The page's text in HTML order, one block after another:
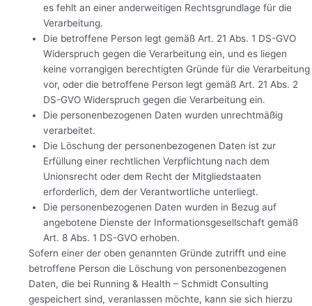
es fehlt an einer anderweitigen Rechtsgrundlage für die
Verarbeitung.
Die betroffene Person legt gemäß Art. 21 Abs. 1 DS-GVO
Widerspruch gegen die Verarbeitung ein, und es liegen
keine vorrangigen berechtigten Gründe für die Verarbeitung
vor, oder die betroffene Person legt gemäß Art. 21 Abs. 2
DS-GVO Widerspruch gegen die Verarbeitung ein.
Die personenbezogenen Daten wurden unrechtmäßig
verarbeitet.
Die Löschung der personenbezogenen Daten ist zur
Erfüllung einer rechtlichen Verpflichtung nach dem
Unionsrecht oder dem Recht der Mitgliedstaaten
erforderlich, dem der Verantwortliche unterliegt.
Die personenbezogenen Daten wurden in Bezug auf
angebotene Dienste der Informationsgesellschaft gemäß
Art. 8 Abs. 1 DS-GVO erhoben.
Sofern einer der oben genannten Gründe zutrifft und eine
betroffene Person die Löschung von personenbezogenen
Daten, die bei Running & Health – Schmidt Consulting
gespeichert sind, veranlassen möchte, kann sie sich hierzu